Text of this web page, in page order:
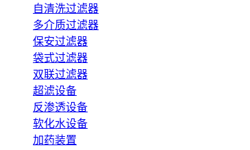
自清洗过滤器
多介质过滤器
保安过滤器
袋式过滤器
双联过滤器
超滤设备
反渗透设备
软化水设备
加药装置